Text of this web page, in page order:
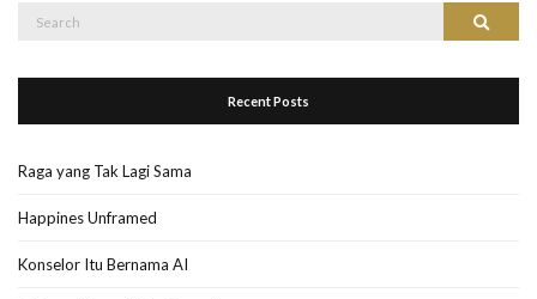
Search
Recent Posts
Raga yang Tak Lagi Sama
Happines Unframed
Konselor Itu Bernama AI